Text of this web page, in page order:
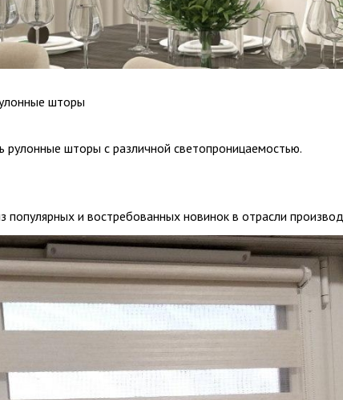
шторы
рулонные шторы с различной светопроницаемостью.
и востребованных новинок в отрасли